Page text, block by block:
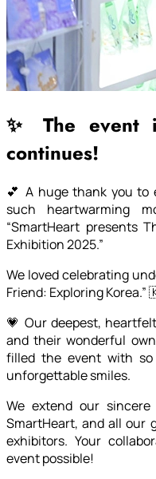
✨ The event
continues!
💕 A huge thank you to
such heartwarming
“SmartHeart presents
Exhibition 2025.”
We loved celebrating
Friend: Exploring
💗 Our deepest,
and their wonderful
filled the event with so
unforgettable smiles.
We extend our
SmartHeart, and all our
exhibitors. Your
event possible!